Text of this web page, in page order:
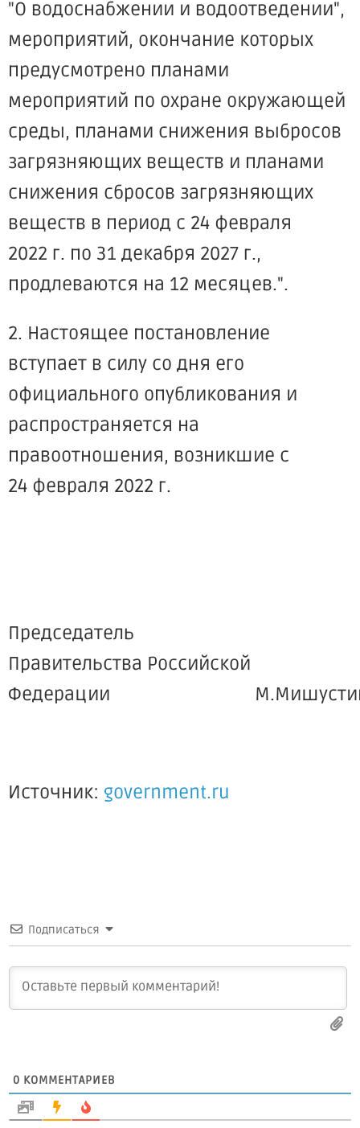
"О водоснабжении и водоотведении",
мероприятий, окончание которых
предусмотрено планами
мероприятий по охране окружающей
среды, планами снижения выбросов
загрязняющих веществ и планами
снижения сбросов загрязняющих
веществ в период с 24 февраля
2022 г. по 31 декабря 2027 г.,
продлеваются на 12 месяцев.".
2. Настоящее постановление
вступает в силу со дня его
официального опубликования и
распространяется на
правоотношения, возникшие с
24 февраля 2022 г.
Председатель
Правительства Российской
Федерации
Источник: government.ru
Подписаться
0 КОММЕНТАРИЕВ